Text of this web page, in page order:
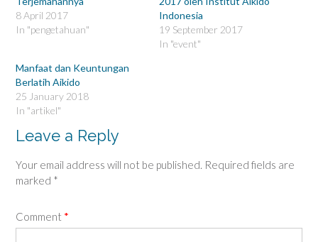
p
e
n
n
e
w
w
n
o
w
e
n
e
w
w
d
o
)
8 April 2017
In "pengetahuan"
Indonesia
19 September 2017
In "event"
Manfaat dan Keuntungan
Berlatih Aikido
25 January 2018
In "artikel"
Leave a Reply
Your email address will not be published. Required fields are
marked *
Comment *